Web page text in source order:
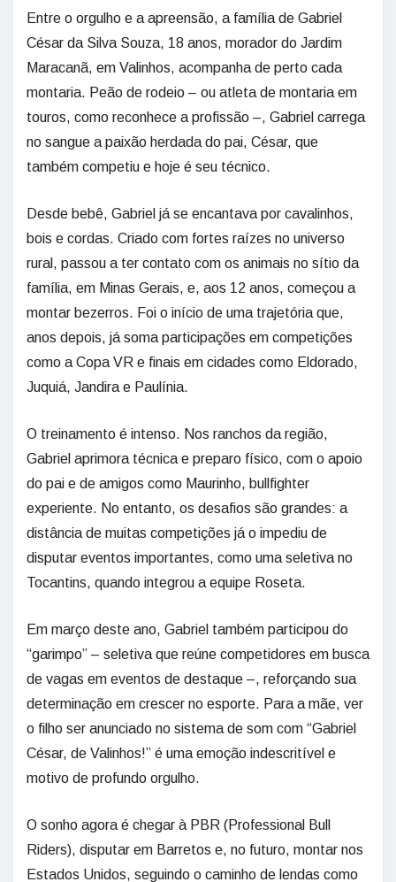
Entre o orgulho e a apreensão, a família de Gabriel
César da Silva Souza, 18 anos, morador do Jardim
Maracanã, em Valinhos, acompanha de perto cada
montaria. Peão de rodeio – ou atleta de montaria em
touros, como reconhece a profissão –, Gabriel carrega
no sangue a paixão herdada do pai, César, que
também competiu e hoje é seu técnico.
Desde bebê, Gabriel já se encantava por cavalinhos,
bois e cordas. Criado com fortes raízes no universo
rural, passou a ter contato com os animais no sítio da
família, em Minas Gerais, e, aos 12 anos, começou a
montar bezerros. Foi o início de uma trajetória que,
anos depois, já soma participações em competições
como a Copa VR e finais em cidades como Eldorado,
Juquiá, Jandira e Paulínia.
O treinamento é intenso. Nos ranchos da região,
Gabriel aprimora técnica e preparo físico, com o apoio
do pai e de amigos como Maurinho, bullfighter
experiente. No entanto, os desafios são grandes: a
distância de muitas competições já o impediu de
disputar eventos importantes, como uma seletiva no
Tocantins, quando integrou a equipe Roseta.
Em março deste ano, Gabriel também participou do
“garimpo” – seletiva que reúne competidores em busca
de vagas em eventos de destaque –, reforçando sua
determinação em crescer no esporte. Para a mãe, ver
o filho ser anunciado no sistema de som com “Gabriel
César, de Valinhos!” é uma emoção indescritível e
motivo de profundo orgulho.
O sonho agora é chegar à PBR (Professional Bull
Riders), disputar em Barretos e, no futuro, montar nos
Estados Unidos, seguindo o caminho de lendas como